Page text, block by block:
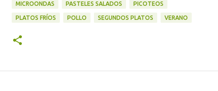
MICROONDAS PASTELES SALADOS PICOTEOS
PLATOS FRÍOS POLLO SEGUNDOS PLATOS VERANO